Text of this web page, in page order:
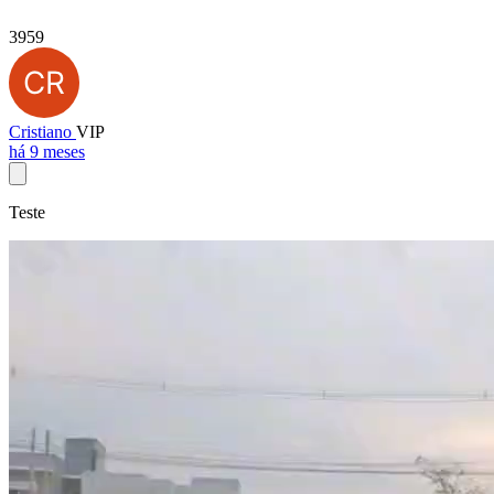
3959
Cristiano VIP
há 9 meses
Teste